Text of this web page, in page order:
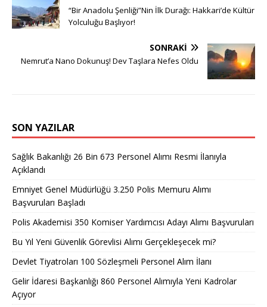
“Bir Anadolu Şenliği”Nin İlk Durağı: Hakkari’de Kültür
Yolculuğu Başlıyor!
SONRAKI
Nemrut’a Nano Dokunuş! Dev Taşlara Nefes Oldu
SON YAZILAR
Sağlık Bakanlığı 26 Bin 673 Personel Alımı Resmi İlanıyla
Açıklandı
Emniyet Genel Müdürlüğü 3.250 Polis Memuru Alımı
Başvuruları Başladı
Polis Akademisi 350 Komiser Yardımcısı Adayı Alımı Başvuruları
Bu Yıl Yeni Güvenlik Görevlisi Alımı Gerçekleşecek mi?
Devlet Tiyatroları 100 Sözleşmeli Personel Alım İlanı
Gelir İdaresi Başkanlığı 860 Personel Alımıyla Yeni Kadrolar
Açıyor